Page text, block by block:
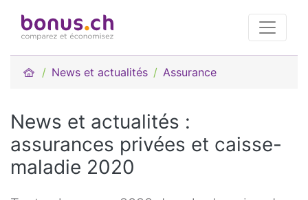
News et actualités Assurance
News et actualités :
assurances privées et caisse-
maladie 2020